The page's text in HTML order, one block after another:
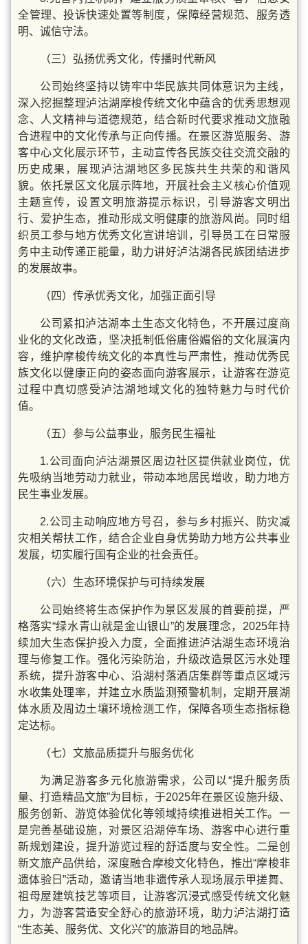
全管理、投诉快速处置等制度，保障经营规范、服务透
明、诚信守法。
（三）弘扬优秀文化，传播时代新风
公司始终坚持以铸牢中华民族共同体意识为主线，
深入挖掘整理泸沽湖摩梭传统文化中蕴含的优秀思想观
念、人文精神与道德规范，结合新时代要求推动文旅融
合进程中的文化传承与正向传播。在景区游览服务、游
客中心文化展示环节，主动宣传各民族交往交流交融的
历史成果，展现泸沽湖地区多民族共生共荣的和谐风
貌。依托景区文化展示阵地，开展社会主义核心价值观
主题宣传，设置文明旅游提示标识，引导游客文明出
行、爱护生态，推动形成文明健康的旅游风尚。同时组
织员工参与地方优秀文化宣讲培训，引导员工在日常服
务中主动传递正能量，助力讲好泸沽湖各民族团结进步
的发展故事。
（四）传承优秀文化，加强正面引导
公司紧扣泸沽湖本土生态文化特色，不开展过度商
业化的文化改造，坚决抵制低俗庸俗媚俗的文化展演内
容，维护摩梭传统文化的本真性与严肃性，推动优秀民
族文化以健康正向的姿态面向游客展示，让游客在游览
过程中真切感受泸沽湖地域文化的独特魅力与时代价
值。
（五）参与公益事业，服务民生福祉
1.公司面向泸沽湖景区周边社区提供就业岗位，优
先吸纳当地劳动力就业，带动本地居民增收，助力地方
民生事业发展。
2.公司主动响应地方号召，参与乡村振兴、防灾减
灾相关帮扶工作，结合企业自身优势助力地方公共事业
发展，切实履行国有企业的社会责任。
（六）生态环境保护与可持续发展
公司始终将生态保护作为景区发展的首要前提，严
格落实“绿水青山就是金山银山”的发展理念，2025年持
续加大生态保护投入力度，全面推进泸沽湖生态环境治
理与修复工作。强化污染防治，升级改造景区污水处理
系统，提升游客中心、沿湖村落酒店集群等重点区域污
水收集处理率，并建立水质监测预警机制，定期开展湖
体水质及周边土壤环境检测工作，保障各项生态指标稳
定达标。
（七）文旅品质提升与服务优化
为满足游客多元化旅游需求，公司以“提升服务质
量、打造精品文旅”为目标，于2025年在景区设施升级、
服务创新、游览体验优化等领域持续推进相关工作。一
是完善基础设施，对景区沿湖停车场、游客中心进行重
新规划建设，提升游览过程的舒适度与安全性。二是创
新文旅产品供给，深度融合摩梭文化特色，推出“摩梭非
遗体验日”活动，邀请当地非遗传承人现场展示甲搓舞、
祖母屋建筑技艺等项目，让游客沉浸式感受传统文化魅
力，为游客营造安全舒心的旅游环境，助力泸沽湖打造
“生态美、服务优、文化兴”的旅游目的地品牌。